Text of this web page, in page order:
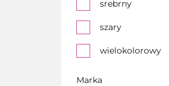
srebrny
szary
wielokolorowy
Marka